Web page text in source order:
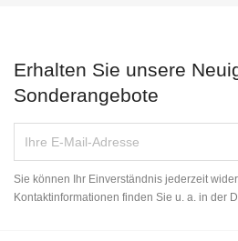
Erhalten Sie unsere
Sonderangebote
Sie können Ihr Einverständnis jederzeit
Kontaktinformationen finden Sie u. a. in der